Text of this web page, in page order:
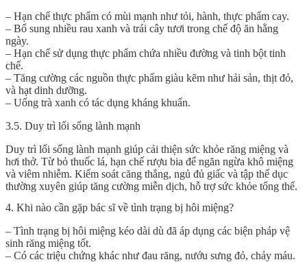
– Hạn chế thực phẩm có mùi mạnh như tỏi, hành, thực phẩm cay.
– Bổ sung nhiều rau xanh và trái cây tươi trong chế độ ăn hằng
ngày.
– Hạn chế sử dụng thực phẩm chứa nhiều đường và tinh bột tinh
chế.
– Tăng cường các nguồn thực phẩm giàu kẽm như hải sản, thịt đỏ,
và hạt dinh dưỡng.
– Uống trà xanh có tác dụng kháng khuẩn.
3.5. Duy trì lối sống lành mạnh
Duy trì lối sống lành mạnh giúp cải thiện sức khỏe răng miệng và
hơi thở. Từ bỏ thuốc lá, hạn chế rượu bia để ngăn ngừa khô miệng
và viêm nhiễm. Kiểm soát căng thẳng, ngủ đủ giấc và tập thể dục
thường xuyên giúp tăng cường miễn dịch, hỗ trợ sức khỏe tổng thể.
4. Khi nào cần gặp bác sĩ về tình trạng bị hôi miệng?
– Tình trạng bị hôi miệng kéo dài dù đã áp dụng các biện pháp vệ
sinh răng miệng tốt.
– Có các triệu chứng khác như đau răng, nướu sưng đỏ, chảy máu.